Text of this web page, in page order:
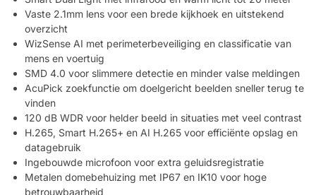
Vaste 2.1mm lens voor een brede kijkhoek en uitstekend
overzicht
WizSense AI met perimeterbeveiliging en classificatie van
mens en voertuig
SMD 4.0 voor slimmere detectie en minder valse meldingen
AcuPick zoekfunctie om doelgericht beelden sneller terug te
vinden
120 dB WDR voor helder beeld in situaties met veel contrast
H.265, Smart H.265+ en AI H.265 voor efficiënte opslag en
datagebruik
Ingebouwde microfoon voor extra geluidsregistratie
Metalen domebehuizing met IP67 en IK10 voor hoge
betrouwbaarheid